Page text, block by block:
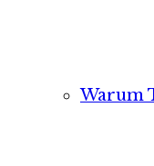
Warum